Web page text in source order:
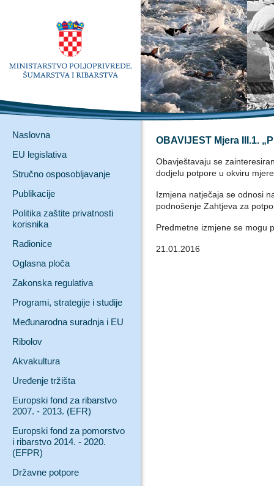
Naslovna
EU legislativa
Stručno osposobljavanje
Publikacije
Politika zaštite privatnosti
korisnika
Radionice
Oglasna ploča
Zakonska regulativa
Programi, strategije i studije
Međunarodna suradnja i EU
Ribolov
Akvakultura
Uređenje tržišta
Europski fond za ribarstvo
2007. - 2013. (EFR)
Europski fond za pomorstvo
i ribarstvo 2014. - 2020.
(EFPR)
Državne potpore
OBAVIJEST Mjera III.1.
Obavještavaju se
dodjelu potpore u okviru
Izmjena natječaja se odnosi
podnošenje Zahtjeva za
Predmetne izmjene se mogu
21.01.2016